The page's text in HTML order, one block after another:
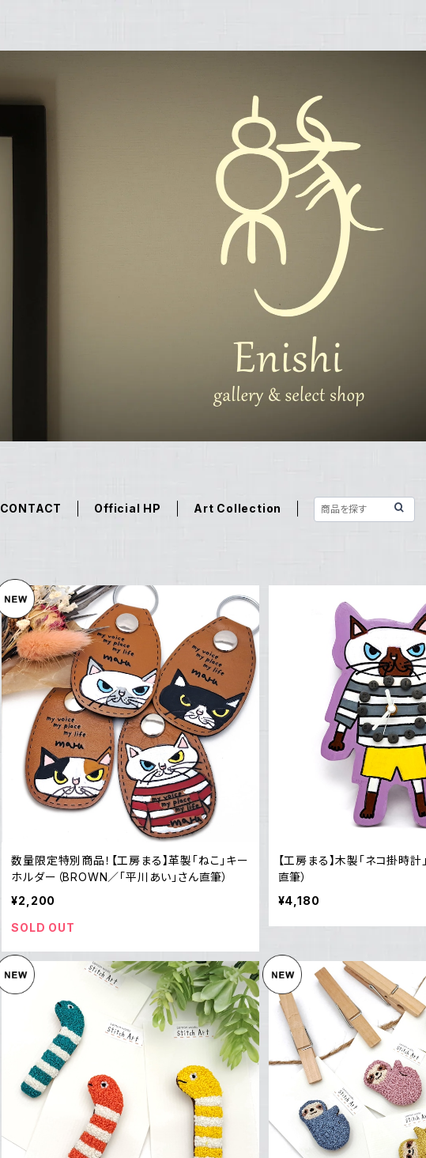
CONTACT Official HP Art Collection
数量限定特別商品！【工房まる】革製「ねこ」キー
ホルダー（BROWN／「平川あい」さん直筆）
¥2,200
SOLD OUT
【工房まる】木製「ネコ掛時計
直筆）
¥4,180